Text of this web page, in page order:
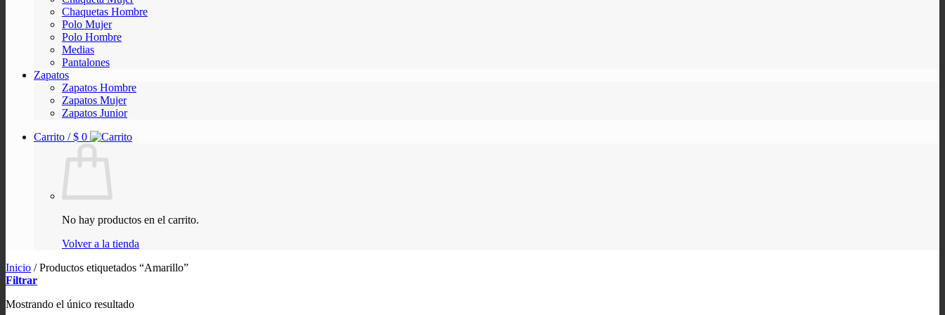
Chaquetas Hombre
Polo Mujer
Polo Hombre
Medias
Pantalones
Zapatos
Zapatos Hombre
Zapatos Mujer
Zapatos Junior
Carrito /$ 0
No hay productos en el carrito.
Volver a la tienda
Inicio /Productos etiquetados “Amarillo”
Filtrar
Mostrando el único resultado